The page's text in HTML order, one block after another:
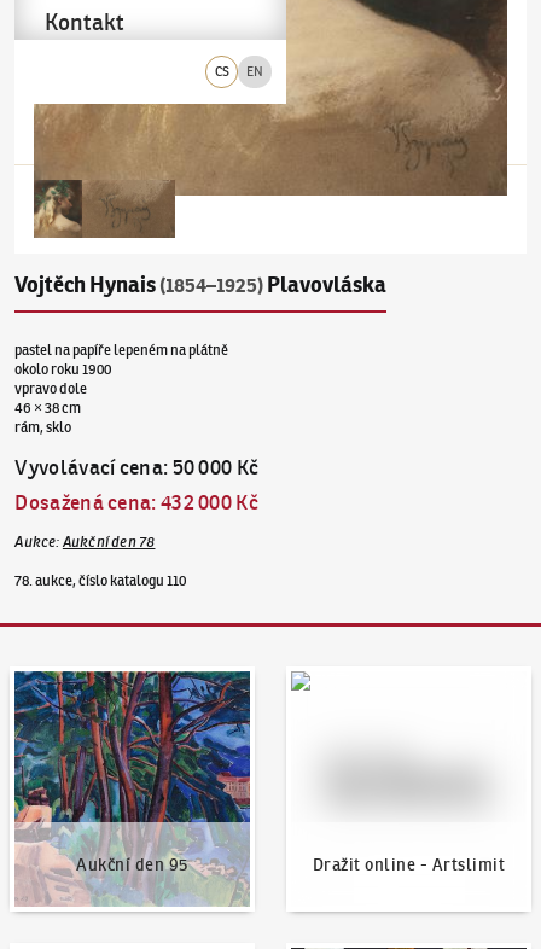
CS EN
Kontakt
Vojtěch Hynais (1854–1925) Plavovláska
pastel na papíře lepeném na plátně
okolo roku 1900
vpravo dole
46 × 38 cm
rám, sklo
Vyvolávací cena:50 000 Kč
Dosažená cena:432 000 Kč
Aukce: Aukční den 78
78. aukce, číslo katalogu 110
Aukční den 95
Aukční den 95
Dražit online - Artslimit
Dražit online - Artslimit